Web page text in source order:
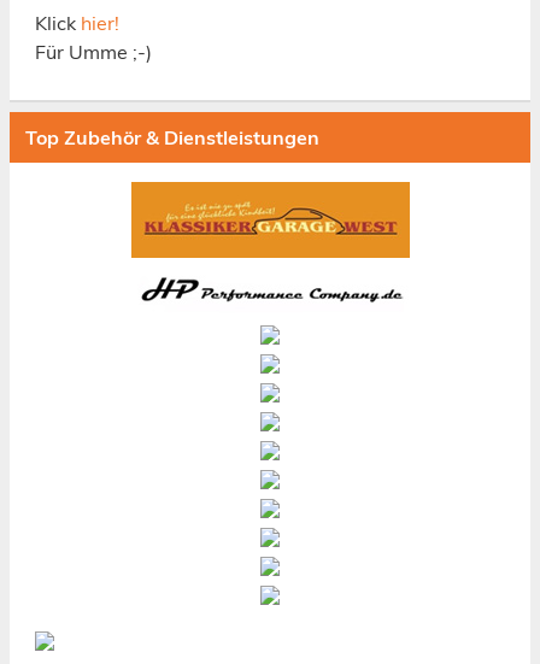
Klick hier!
Für Umme ;-)
Top Zubehör & Dienstleistungen